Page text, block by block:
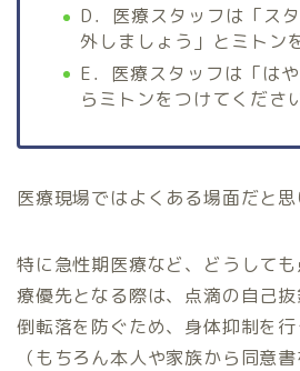
D．医療スタッフは「ス
外しましょう」とミトン
E．医療スタッフは「は
らミトンをつけてくださ
医療現場ではよくある場面だと思
特に急性期医療など、どうして
療優先となる際は、点滴の自己
倒転落を防ぐため、身体抑制を
（もちろん本人や家族から同意書